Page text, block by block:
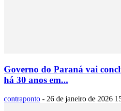
Governo do Paraná vai
há 30 anos em...
contraponto - 26 de janeiro de 2026